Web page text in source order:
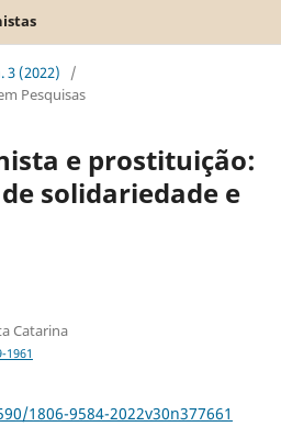
3 (2022)
/
Pesquisas
e prostituição:
solidariedade e
Catarina
1806-9584-2022v30n377661